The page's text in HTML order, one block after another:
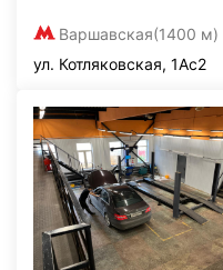
Варшавская(1400 м)
ул. Котляковская, 1Ас2